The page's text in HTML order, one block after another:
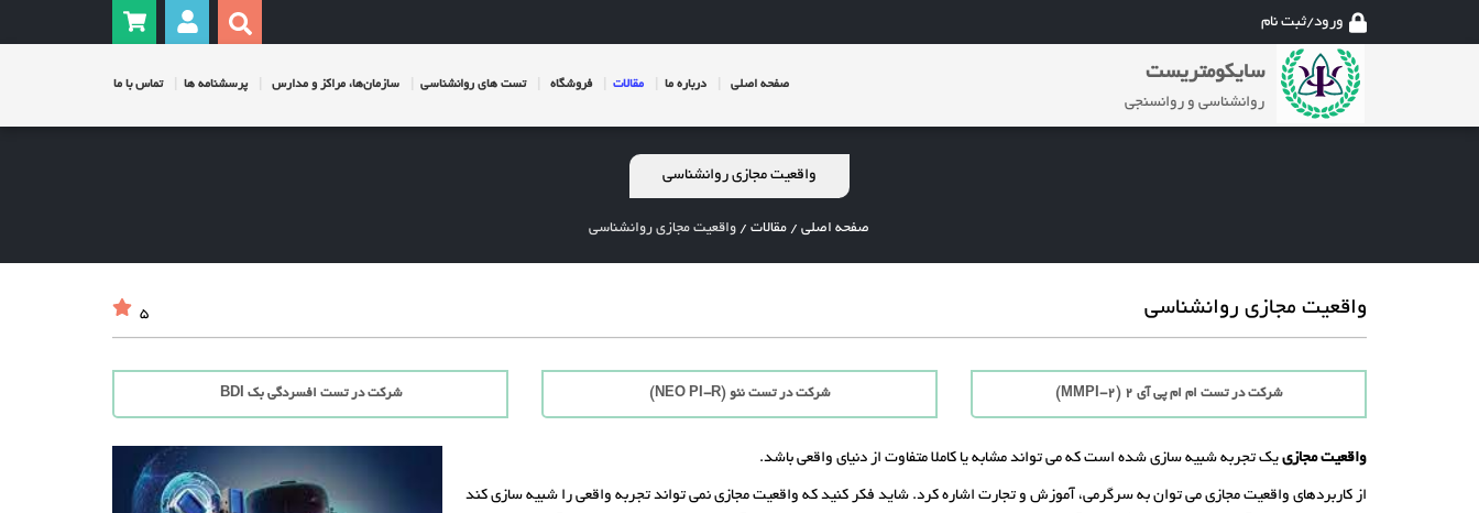
ورود/ثبت نام
سایکومتریست
روانشناسی و روانسنجی
صفحه اصلی درباره ما مقالات فروشگاه تست های روانشناسی سازمان‌ها، مراکز و مدارس پرسشنامه ها تماس با ما
واقعیت مجازی روانشناسی
صفحه اصلی /مقالات /واقعیت مجازی روانشناسی
واقعیت مجازی روانشناسی 5
شرکت در تست ام ام پی آی 2 (MMPI-2) شرکت در تست نئو (NEO PI-R) شرکت در تست افسردگی بک BDI
واقعیت مجازی یک تجربه شبیه سازی شده است که می تواند مشابه یا کاملا متفاوت از دنیای واقعی باشد.
از کاربردهای واقعیت مجازی می توان به سرگرمی، آموزش و تجارت اشاره کرد. شاید فکر کنید که واقعیت مجازی نمی تواند تجربه واقعی را شبیه سازی کند